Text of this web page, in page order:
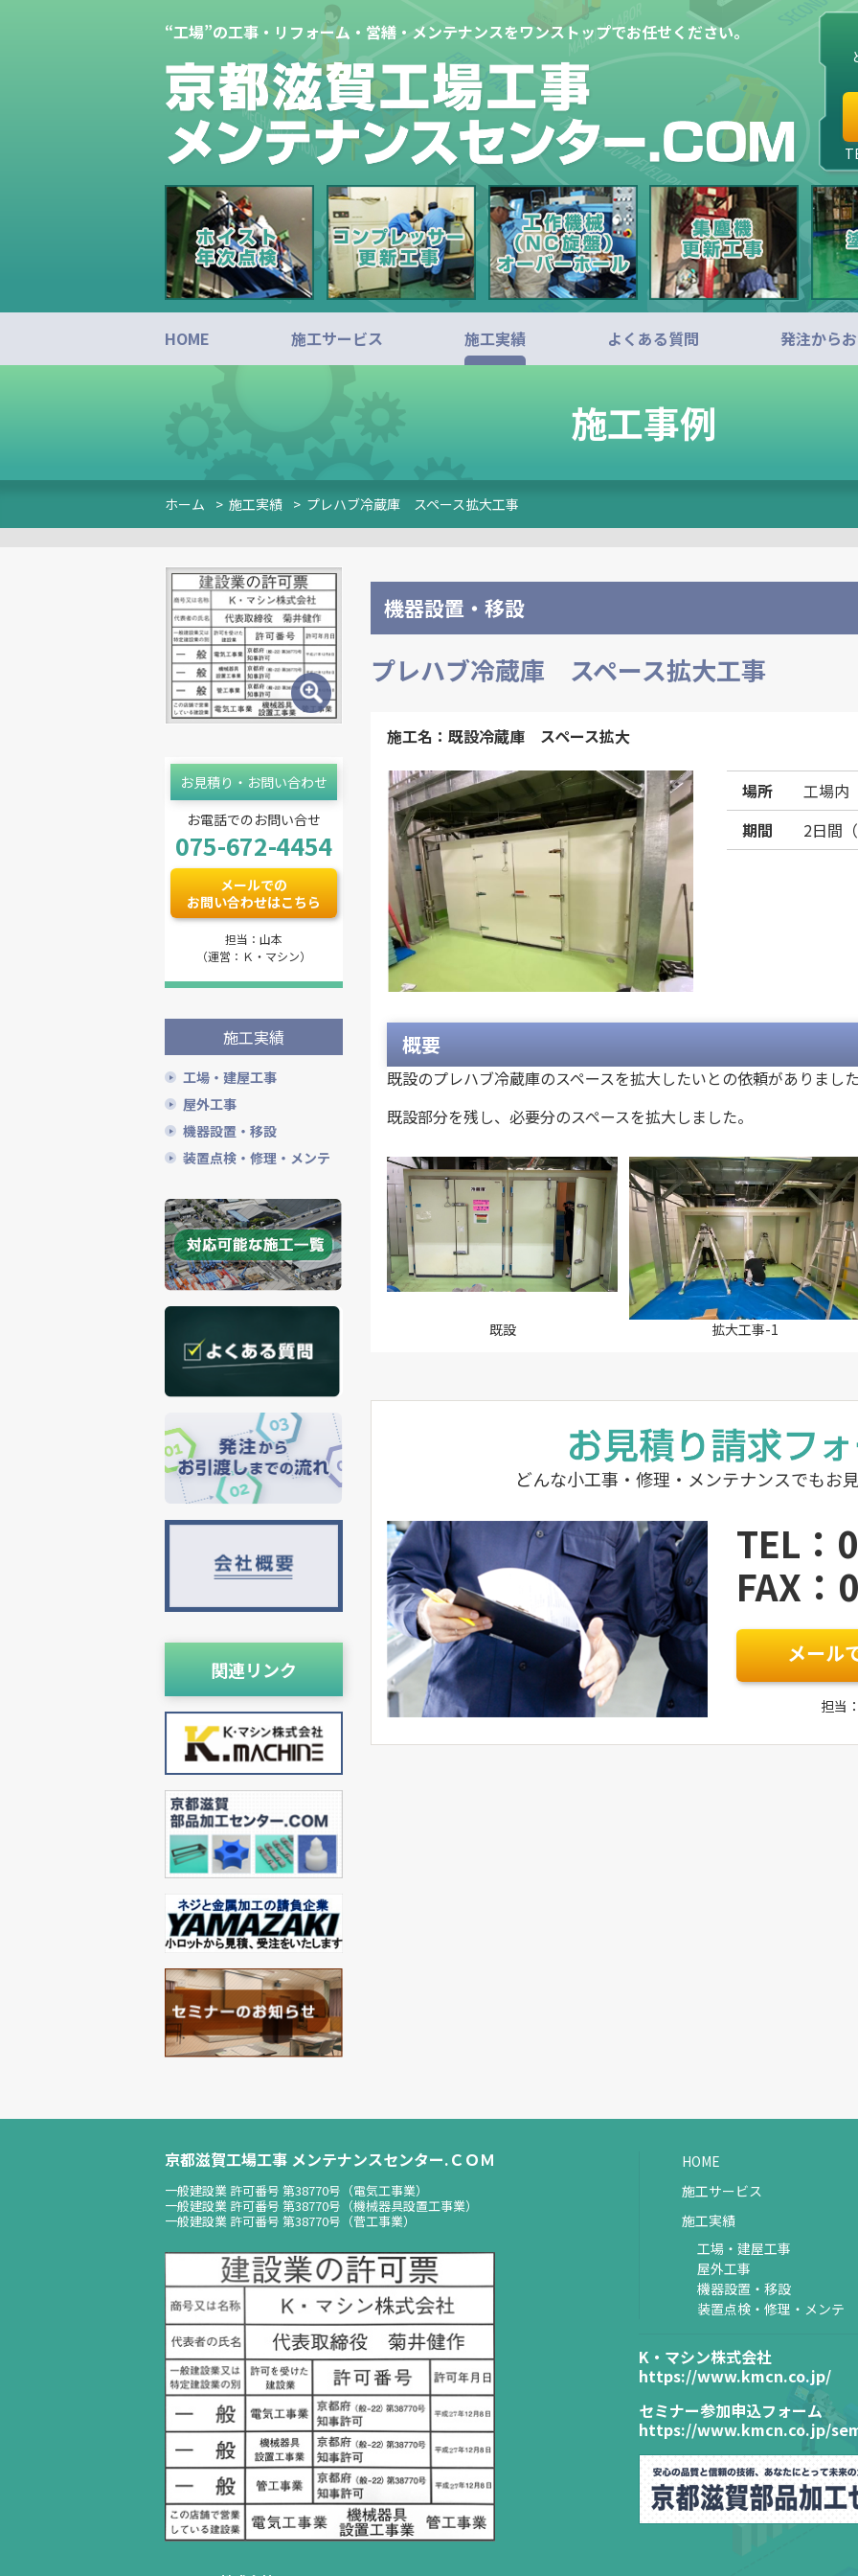
“工場”の工事・リフォーム・営繕・メンテナンスをワンストップでお任せください。
HOME 施工サービス 施工実績 よくある質問 発注から
施工事例
ホーム > 施工実績 > プレハブ冷蔵庫 スペース拡大工事
機器設置・移設
プレハブ冷蔵庫 スペース拡大工事
施工名：既設冷蔵庫 スペース拡大
場所
工場内
期間
2日間
概要
既設のプレハブ冷蔵庫のスペースを拡大したいとの依頼がありまし
既設部分を残し、必要分のスペースを拡大しました。
既設 拡大工事-1
どんな小工事・修理・メンテナンスでもお
TEL：
FAX
メール
担当
お見積り・お問い合わせ
お電話でのお問い合せ
075-672-4454
メールでの
お問い合わせはこちら
担当：山本
（運営：Ｋ・マシン）
施工実績
工場・建屋工事
屋外工事
機器設置・移設
装置点検・修理・メンテ
関連リンク
京都滋賀工場工事 メンテナンスセンター.ＣＯＭ
一般建設業 許可番号 第38770号（電気工事業）
一般建設業 許可番号 第38770号（機械器具設置工事業）
一般建設業 許可番号 第38770号（菅工事業）
HOME
施工サービス
施工実績
工場・建屋工事
屋外工事
機器設置・移設
装置点検・修理・メンテ
K・マシン株式会社
https://www.kmcn.co.jp/
セミナー参加申込フォーム
https://www.kmcn.co.jp/